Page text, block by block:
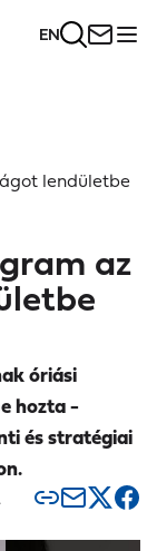
EN
lendületbe
az
óriási
hozta -
és stratégiai